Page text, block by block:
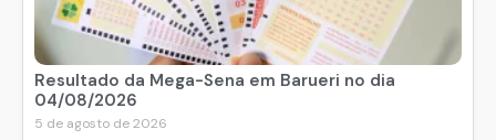
Resultado da Mega-Sena em Barueri no dia
04/08/2026
5 de agosto de 2026